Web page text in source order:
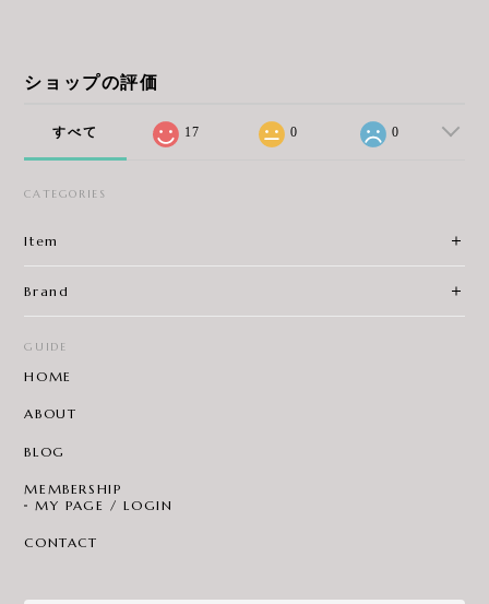
ショップの評価
すべて 17 0 0
CATEGORIES
Item
Brand
GUIDE
HOME
ABOUT
BLOG
MEMBERSHIP
MY PAGE / LOGIN
CONTACT